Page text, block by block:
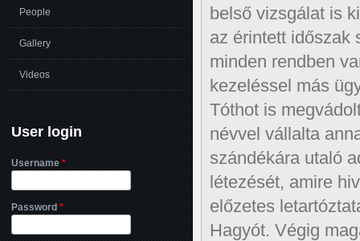
belső vizsgálat is
az érintett időszak
minden rendben
kezeléssel más
Tóthot is
névvel vállalta
szándékára utaló
létezését, amire
előzetes
Hagyót. Végig
People
Gallery
Videos
User login
Username *
Password *